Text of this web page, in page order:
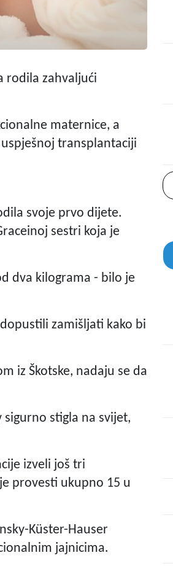
rodila zahvaljući
maternice, a
transplantaciji
svoje prvo dijete.
sestri koja je
dva kilograma - bilo je
zamišljati kako bi
iz Škotske, nadaju se da
stigla na svijet,
izveli još tri
provesti ukupno 15 u
Küster-Hauser
jajnicima.